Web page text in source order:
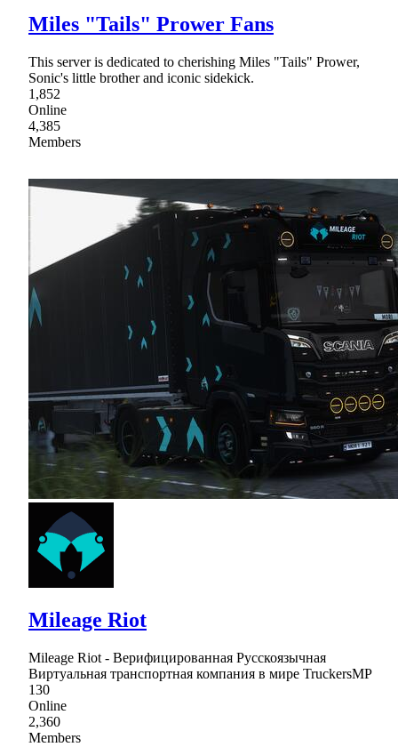
Miles "Tails" Prower Fans
This server is dedicated to cherishing Miles "Tails" Prower,
Sonic's little brother and iconic sidekick.
1,852
Online
4,385
Members
Mileage Riot
Mileage Riot - Верифицированная Русскоязычная
Виртуальная транспортная компания в мире TruckersMP
130
Online
2,360
Members